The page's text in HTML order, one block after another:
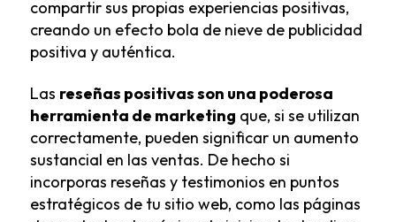
compartir sus propias experiencias positivas,
creando un efecto bola de nieve de publicidad
positiva y auténtica.
Las reseñas positivas son una poderosa
herramienta de marketing que, si se utilizan
correctamente, pueden significar un aumento
sustancial en las ventas. De hecho si
incorporas reseñas y testimonios en puntos
estratégicos de tu sitio web, como las páginas